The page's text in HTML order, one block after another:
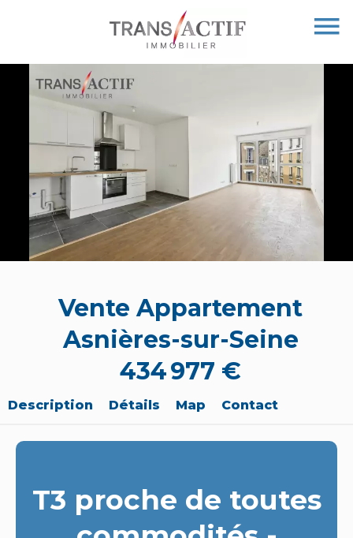
Vente Appartement
Asnières-sur-Seine
434 977 €
Description Détails Map Contact
T3 proche de toutes